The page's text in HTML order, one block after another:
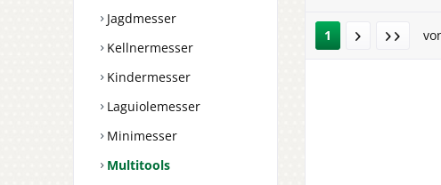
Jagdmesser
Kellnermesser
Kindermesser
Laguiolemesser
Minimesser
Multitools
1